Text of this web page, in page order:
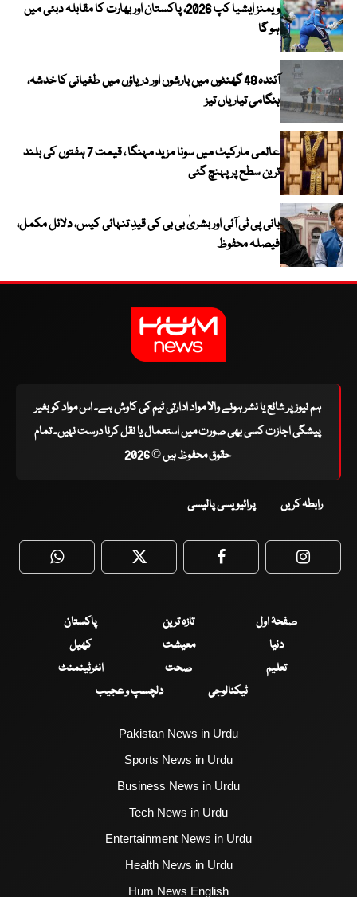
ویمنز ایشیا کپ 2026، پاکستان اور بھارت کا مقابلہ دبئی میں
ہو گا
آئندہ 48 گھنٹوں میں بارشوں اور دریاؤں میں طغیانی کا خدشہ،
ہنگامی تیاریاں تیز
عالمی مارکیٹ میں سونا مزید مہنگا ، قیمت 7 ہفتوں کی بلند
ترین سطح پر پہنچ گئی
بانی پی ٹی آئی اور بشریٰ بی بی کی قیدِ تنہائی کیس، دلائل مکمل،
فیصلہ محفوظ
ہم نیوز پر شائع یا نشر ہونے والا مواد ادارتی ٹیم کی کاوش ہے۔ اس مواد کو بغیر
پیشگی اجازت کسی بھی صورت میں استعمال یا نقل کرنا درست نہیں۔ تمام
حقوق محفوظ ہیں © 2026
رابطہ کریں پرائیویسی پالیسی
WhatsApp Twitter Facebook
صفحۂ اول تازہ ترین
پاکستان
دنیا
معیشت
کھیل
تعلیم
صحت
انٹرٹینمنٹ
ٹیکنالوجی
دلچسپ و عجیب
Pakistan News in Urdu
Sports News in Urdu
Business News in Urdu
Tech News in Urdu
Entertainment News in Urdu
Health News in Urdu
Hum News English